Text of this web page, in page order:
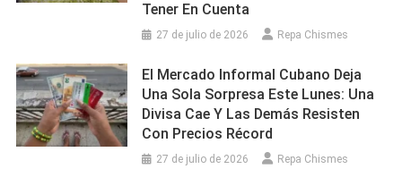
Tener En Cuenta
27 de julio de 2026 Repa Chismes
El Mercado Informal Cubano Deja
Una Sola Sorpresa Este Lunes: Una
Divisa Cae Y Las Demás Resisten
Con Precios Récord
27 de julio de 2026 Repa Chismes